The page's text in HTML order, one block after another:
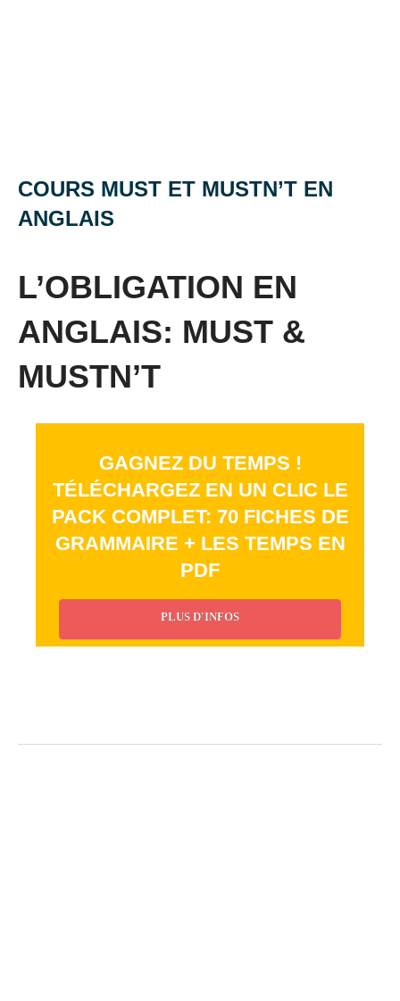
COURS MUST ET MUSTN’T EN
ANGLAIS
27
2018
anglaise
L’OBLIGATION EN
ANGLAIS: MUST &
MUSTN’T
GAGNEZ DU TEMPS !
TÉLÉCHARGEZ EN UN CLIC LE
PACK COMPLET: 70 FICHES DE
GRAMMAIRE + LES TEMPS EN
PDF
PLUS D'INFOS